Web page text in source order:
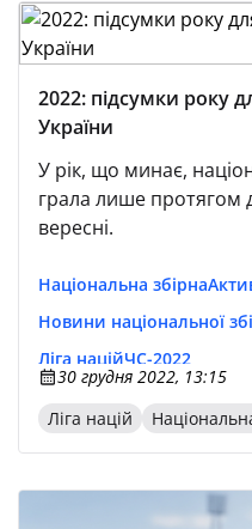
2022: підсумки року
України
У рік, що минає,
грала лише протягом
вересні.
Національна збірна
Новини національної
Ліга наційЧС-2022
30 грудня 2022, 13:15
Ліга націй